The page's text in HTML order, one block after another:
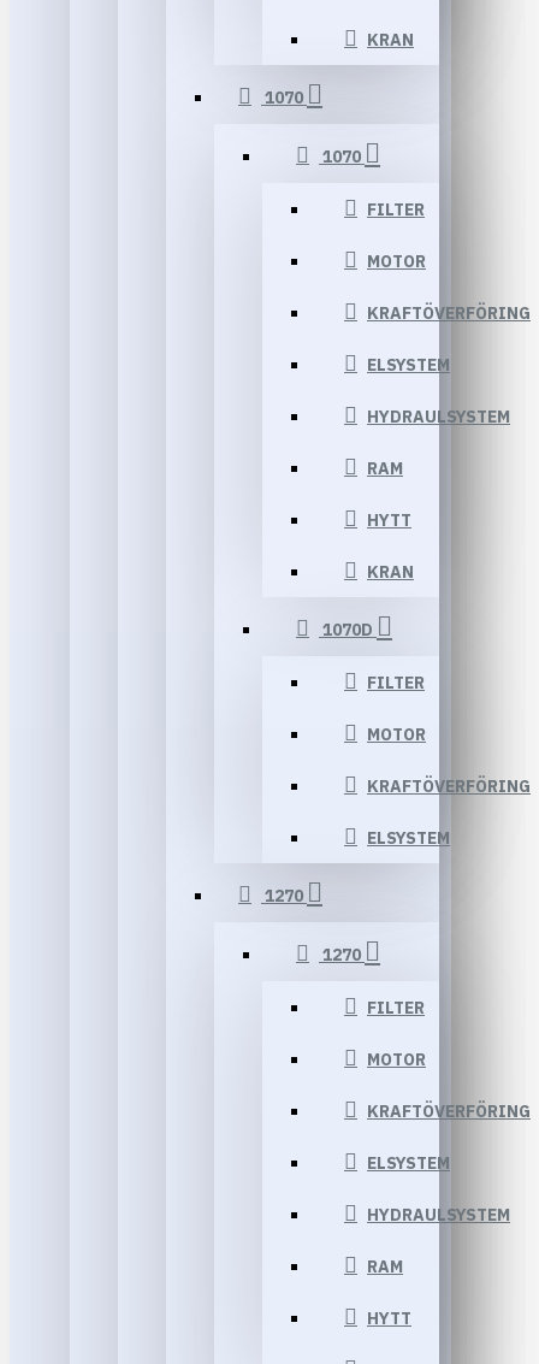
KRAN
1070
1070
FILTER
MOTOR
KRAFTÖVERFÖRING
ELSYSTEM
HYDRAULSYSTEM
RAM
HYTT
KRAN
1070D
FILTER
MOTOR
KRAFTÖVERFÖRING
ELSYSTEM
1270
1270
FILTER
MOTOR
KRAFTÖVERFÖRING
ELSYSTEM
HYDRAULSYSTEM
RAM
HYTT